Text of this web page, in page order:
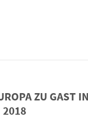
ZU GAST IN
2018